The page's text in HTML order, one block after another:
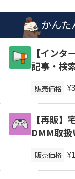
かん
【イン
記事・検
販売価格
【再販】
DMM取扱
販売価格